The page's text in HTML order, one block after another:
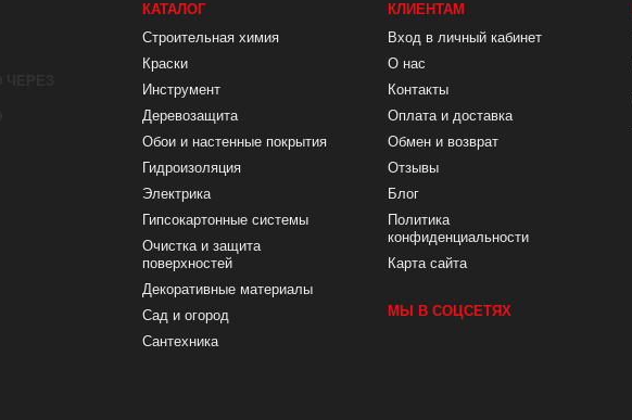
КАТАЛОГ
Строительная химия
Краски
Инструмент
Деревозащита
Обои и настенные покрытия
Гидроизоляция
Электрика
Гипсокартонные системы
Очистка и защита
поверхностей
Декоративные материалы
Сад и огород
Сантехника
КЛИЕНТАМ
Вход в личный кабинет
О нас
Контакты
Оплата и доставка
Обмен и возврат
Отзывы
Блог
Политика
конфиденциальности
Карта сайта
МЫ В СОЦСЕТЯХ